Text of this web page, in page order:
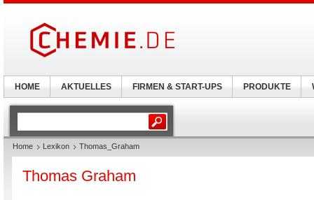
Home Lexikon Thomas_Graham
Thomas Graham
HOME AKTUELLES FIRMEN & START-UPS PRODUKTE